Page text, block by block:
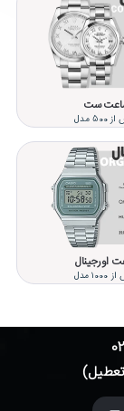
ست
مدل
اورجینال
مدل